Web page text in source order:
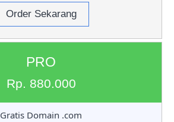
Order Sekarang
PRO
Rp. 880.000
Gratis Domain .com